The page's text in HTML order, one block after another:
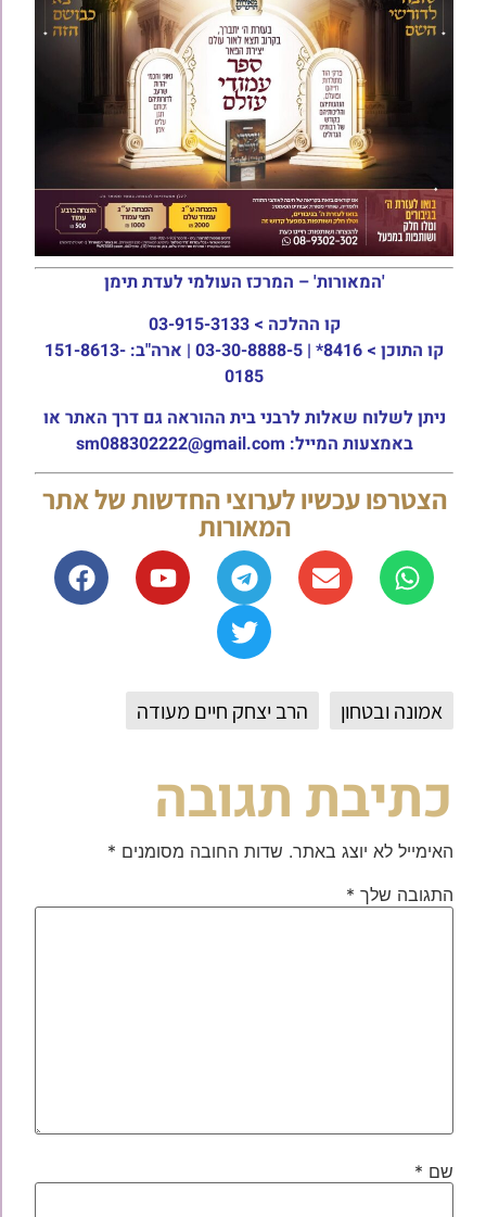
'המאורות' – המרכז העולמי לעדת תימן
קו ההלכה > 03-915-3133
קו התוכן >
8416* | 03-30-8888-5 | ארה"ב: 151-8613-
0185
ניתן לשלוח שאלות לרבני בית ההוראה גם דרך האתר או
באמצעות המייל: sm088302222@gmail.com
הצטרפו עכשיו לערוצי החדשות של אתר
המאורות
אמונה ובטחון הרב יצחק חיים מעודה
כתיבת תגובה
האימייל לא יוצג באתר. שדות החובה מסומנים *
התגובה שלך *
שם *